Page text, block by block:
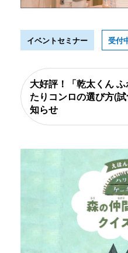
イベントセミナー 受付
大好評！「乾太くん
たりコンロの選び方(
知らせ